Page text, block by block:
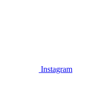
Instagram